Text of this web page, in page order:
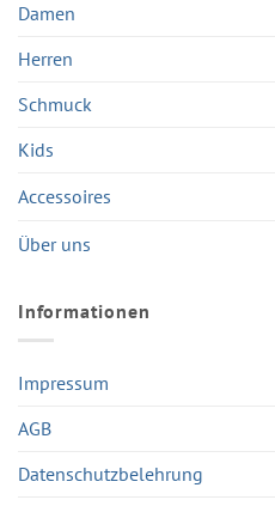
Damen
Herren
Schmuck
Kids
Accessoires
Über uns
Informationen
Impressum
AGB
Datenschutzbelehrung